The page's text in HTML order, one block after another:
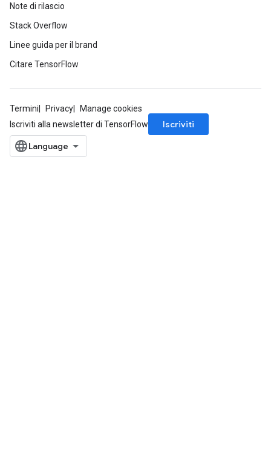
Note di rilascio
Stack Overflow
Linee guida per il brand
Citare TensorFlow
Termini Privacy
Manage cookies
Iscriviti alla newsletter di TensorFlow
Iscriviti